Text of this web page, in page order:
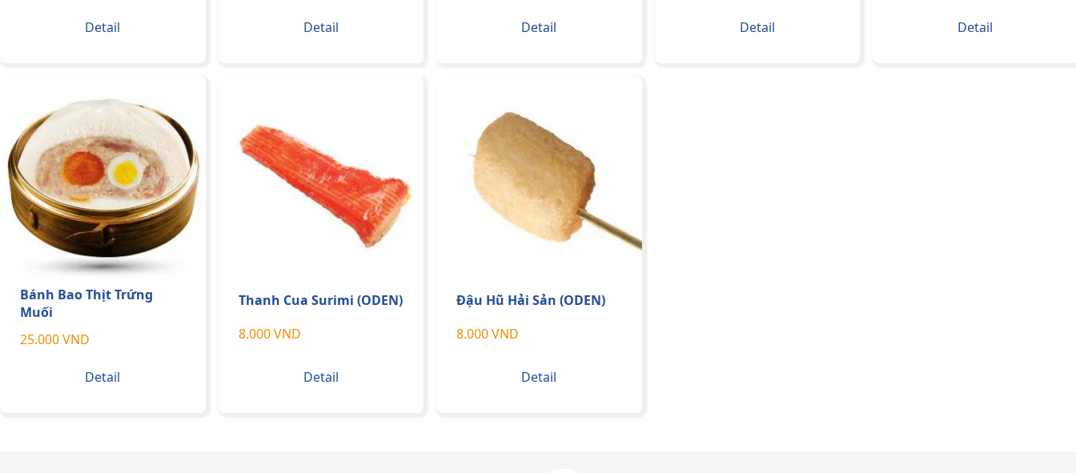
Detail Detail Detail Detail Detail
Bánh Bao Thịt Trứng
Muối
25.000 VND
Detail
Thanh Cua Surimi (ODEN)
8.000 VND
Detail
Đậu Hũ Hải Sản (ODEN)
8.000 VND
Detail